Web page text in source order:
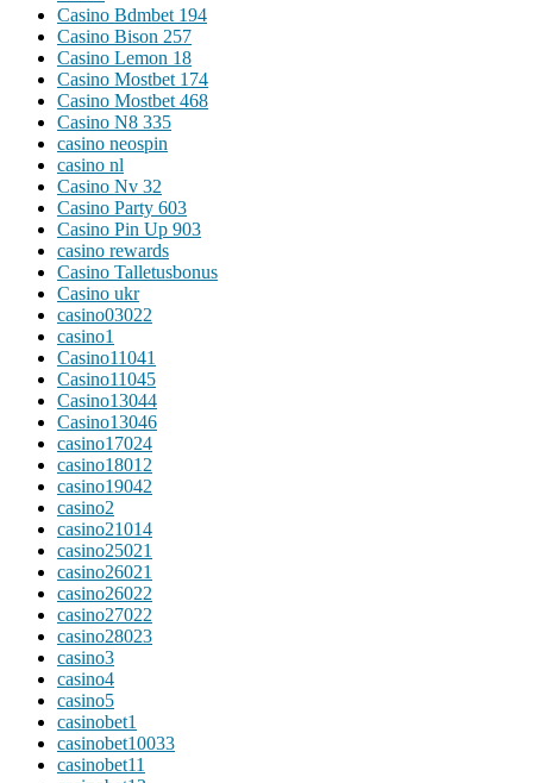
Casino Bdmbet 194
Casino Bison 257
Casino Lemon 18
Casino Mostbet 174
Casino Mostbet 468
Casino N8 335
casino neospin
casino nl
Casino Nv 32
Casino Party 603
Casino Pin Up 903
casino rewards
Casino Talletusbonus
Casino ukr
casino03022
casino1
Casino11041
Casino11045
Casino13044
Casino13046
casino17024
casino18012
casino19042
casino2
casino21014
casino25021
casino26021
casino26022
casino27022
casino28023
casino3
casino4
casino5
casinobet1
casinobet10033
casinobet11